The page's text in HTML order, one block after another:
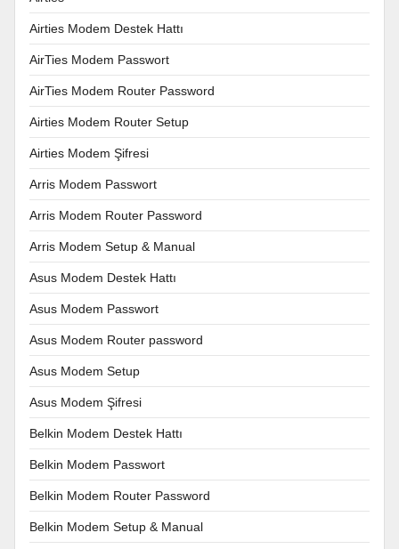
Airties Modem Destek Hattı
AirTies Modem Passwort
AirTies Modem Router Password
Airties Modem Router Setup
Airties Modem Şifresi
Arris Modem Passwort
Arris Modem Router Password
Arris Modem Setup & Manual
Asus Modem Destek Hattı
Asus Modem Passwort
Asus Modem Router password
Asus Modem Setup
Asus Modem Şifresi
Belkin Modem Destek Hattı
Belkin Modem Passwort
Belkin Modem Router Password
Belkin Modem Setup & Manual